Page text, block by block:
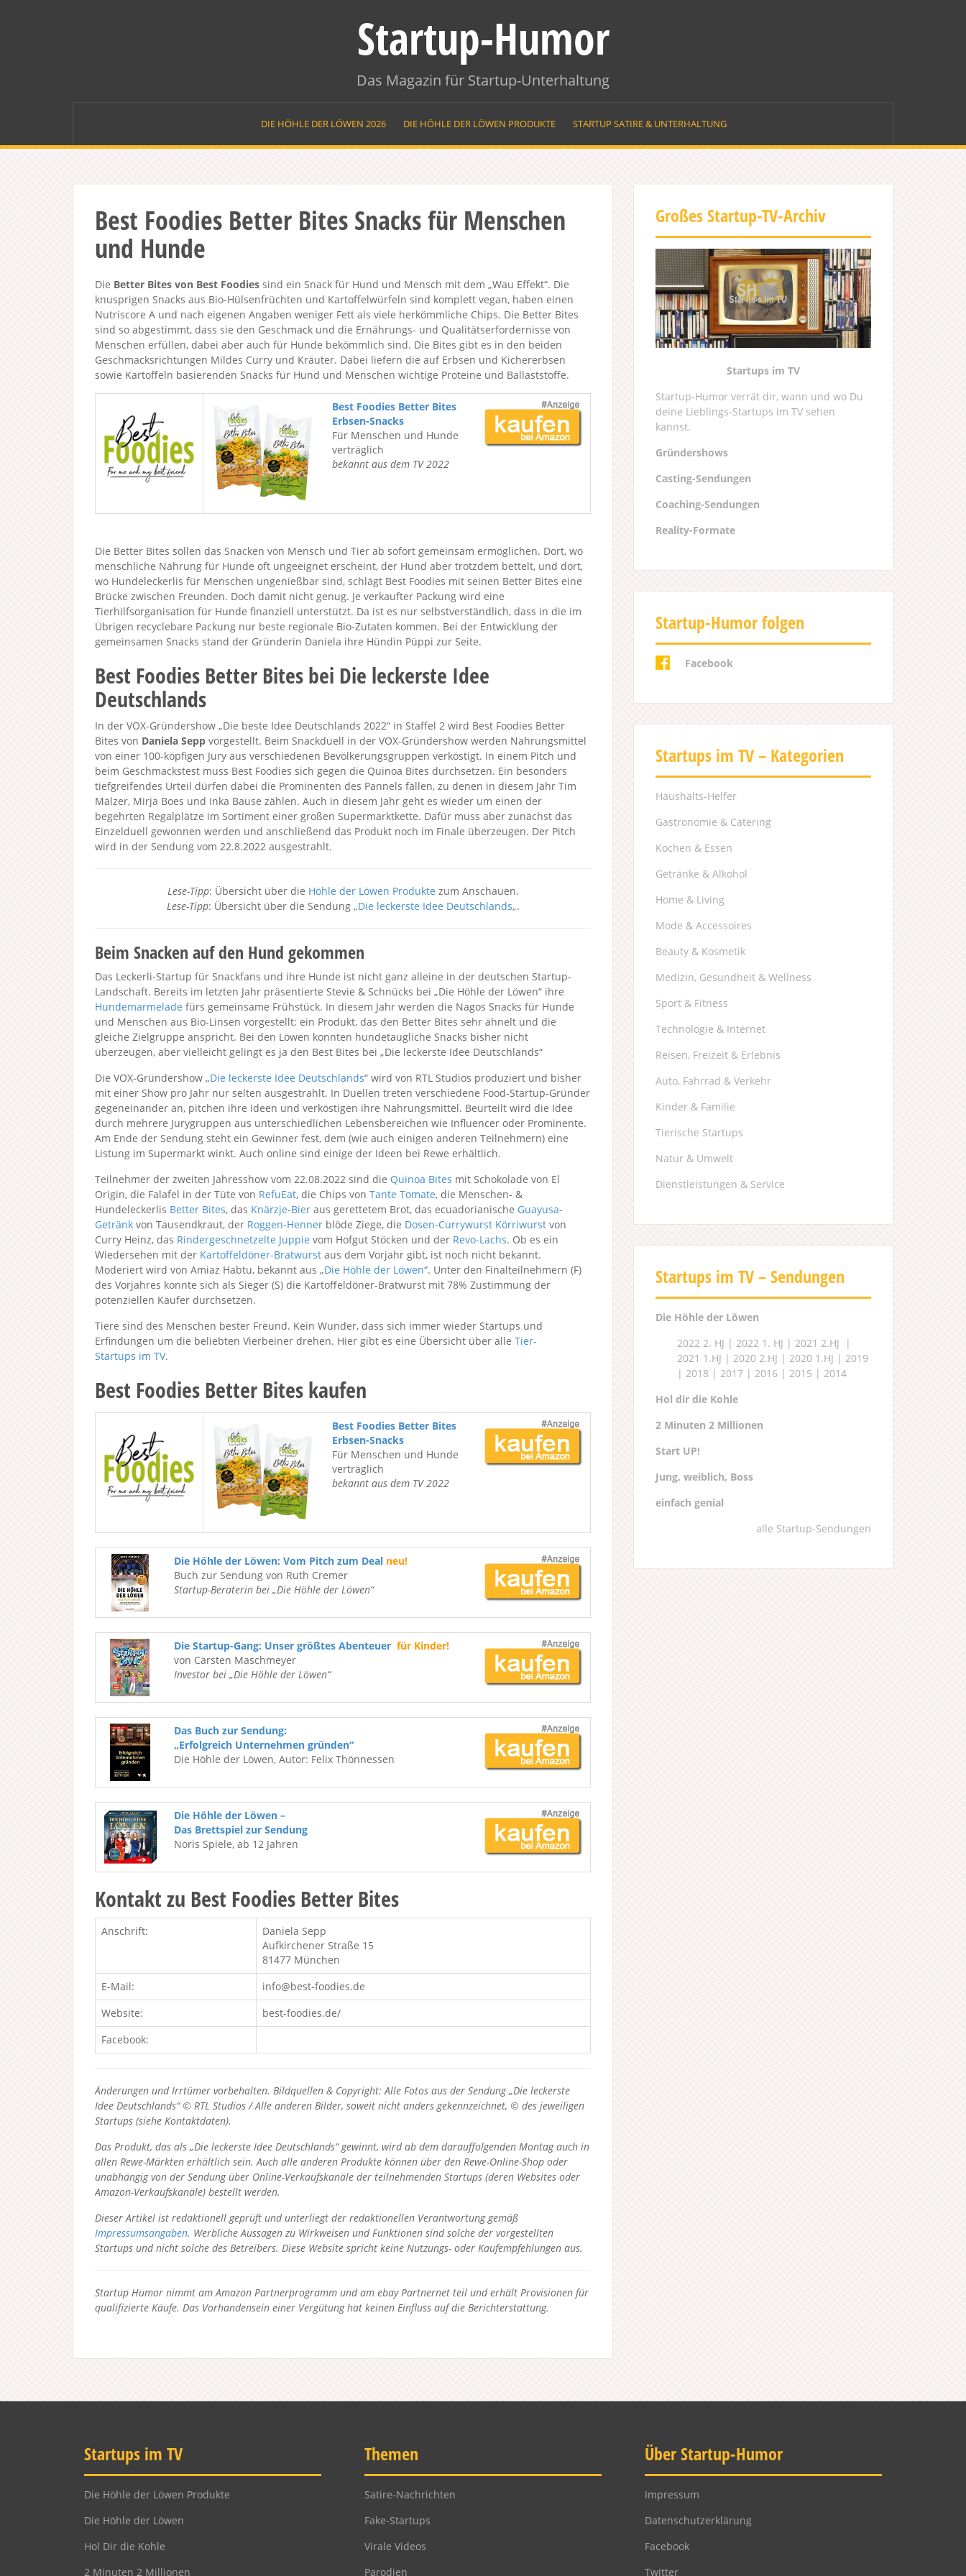
Startup-Humor
Das Magazin für Startup-Unterhaltung
DIE HÖHLE DER LÖWEN 2026 DIE HÖHLE DER LÖWEN PRODUKTE STARTUP SATIRE & UNTERHALTUNG
Best Foodies Better Bites Snacks für Menschen
und Hunde
Die Better Bites von Best Foodies sind ein Snack für Hund und Mensch mit dem „Wau Effekt“. Die
knusprigen Snacks aus Bio-Hülsenfrüchten und Kartoffelwürfeln sind komplett vegan, haben einen
Nutriscore A und nach eigenen Angaben weniger Fett als viele herkömmliche Chips. Die Better Bites
sind so abgestimmt, dass sie den Geschmack und die Ernährungs- und Qualitätserfordernisse von
Menschen erfüllen, dabei aber auch für Hunde bekömmlich sind. Die Bites gibt es in den beiden
Geschmacksrichtungen Mildes Curry und Kräuter. Dabei liefern die auf Erbsen und Kichererbsen
sowie Kartoffeln basierenden Snacks für Hund und Menschen wichtige Proteine und Ballaststoffe.
Best Foodies Better Bites
Erbsen-Snacks
Für Menschen und Hunde
verträglich
bekannt aus dem TV 2022
Die Better Bites sollen das Snacken von Mensch und Tier ab sofort gemeinsam ermöglichen. Dort, wo
menschliche Nahrung für Hunde oft ungeeignet erscheint, der Hund aber trotzdem bettelt, und dort,
wo Hundeleckerlis für Menschen ungenießbar sind, schlägt Best Foodies mit seinen Better Bites eine
Brücke zwischen Freunden. Doch damit nicht genug. Je verkaufter Packung wird eine
Tierhilfsorganisation für Hunde finanziell unterstützt. Da ist es nur selbstverständlich, dass in die im
Übrigen recyclebare Packung nur beste regionale Bio-Zutaten kommen. Bei der Entwicklung der
gemeinsamen Snacks stand der Gründerin Daniela ihre Hündin Püppi zur Seite.
Best Foodies Better Bites bei Die leckerste Idee
Deutschlands
In der VOX-Gründershow „Die beste Idee Deutschlands 2022“ in Staffel 2 wird Best Foodies Better
Bites von Daniela Sepp vorgestellt. Beim Snackduell in der VOX-Gründershow werden Nahrungsmittel
von einer 100-köpfigen Jury aus verschiedenen Bevölkerungsgruppen verköstigt. In einem Pitch und
beim Geschmackstest muss Best Foodies sich gegen die Quinoa Bites durchsetzen. Ein besonders
tiefgreifendes Urteil dürfen dabei die Prominenten des Pannels fällen, zu denen in diesem Jahr Tim
Mälzer, Mirja Boes und Inka Bause zählen. Auch in diesem Jahr geht es wieder um einen der
begehrten Regalplätze im Sortiment einer großen Supermarktkette. Dafür muss aber zunächst das
Einzelduell gewonnen werden und anschließend das Produkt noch im Finale überzeugen. Der Pitch
wird in der Sendung vom 22.8.2022 ausgestrahlt.
Lese-Tipp: Übersicht über die Höhle der Löwen Produkte zum Anschauen.
Lese-Tipp: Übersicht über die Sendung „Die leckerste Idee Deutschlands„.
Beim Snacken auf den Hund gekommen
Das Leckerli-Startup für Snackfans und ihre Hunde ist nicht ganz alleine in der deutschen Startup-
Landschaft. Bereits im letzten Jahr präsentierte Stevie & Schnücks bei „Die Höhle der Löwen“ ihre
Hundemarmelade fürs gemeinsame Frühstück. In diesem Jahr werden die Nagos Snacks für Hunde
und Menschen aus Bio-Linsen vorgestellt; ein Produkt, das den Better Bites sehr ähnelt und die
gleiche Zielgruppe anspricht. Bei den Löwen konnten hundetaugliche Snacks bisher nicht
überzeugen, aber vielleicht gelingt es ja den Best Bites bei „Die leckerste Idee Deutschlands“
Die VOX-Gründershow „Die leckerste Idee Deutschlands“ wird von RTL Studios produziert und bisher
mit einer Show pro Jahr nur selten ausgestrahlt. In Duellen treten verschiedene Food-Startup-Gründer
gegeneinander an, pitchen ihre Ideen und verköstigen ihre Nahrungsmittel. Beurteilt wird die Idee
durch mehrere Jurygruppen aus unterschiedlichen Lebensbereichen wie Influencer oder Prominente.
Am Ende der Sendung steht ein Gewinner fest, dem (wie auch einigen anderen Teilnehmern) eine
Listung im Supermarkt winkt. Auch online sind einige der Ideen bei Rewe erhältlich.
Teilnehmer der zweiten Jahresshow vom 22.08.2022 sind die Quinoa Bites mit Schokolade von El
Origin, die Falafel in der Tüte von RefuEat, die Chips von Tante Tomate, die Menschen- &
Hundeleckerlis Better Bites, das Knärzje-Bier aus gerettetem Brot, das ecuadorianische Guayusa-
Getränk von Tausendkraut, der Roggen-Henner blöde Ziege, die Dosen-Currywurst Körriwurst von
Curry Heinz, das Rindergeschnetzelte Juppie vom Hofgut Stöcken und der Revo-Lachs. Ob es ein
Wiedersehen mit der Kartoffeldöner-Bratwurst aus dem Vorjahr gibt, ist noch nicht bekannt.
Moderiert wird von Amiaz Habtu, bekannt aus „Die Höhle der Löwen“. Unter den Finalteilnehmern (F)
des Vorjahres konnte sich als Sieger (S) die Kartoffeldöner-Bratwurst mit 78% Zustimmung der
potenziellen Käufer durchsetzen.
Tiere sind des Menschen bester Freund. Kein Wunder, dass sich immer wieder Startups und
Erfindungen um die beliebten Vierbeiner drehen. Hier gibt es eine Übersicht über alle Tier-
Startups im TV.
Best Foodies Better Bites kaufen
Best Foodies Better Bites
Erbsen-Snacks
Für Menschen und Hunde
verträglich
bekannt aus dem TV 2022
Die Höhle der Löwen: Vom Pitch zum Deal neu!
Buch zur Sendung von Ruth Cremer
Startup-Beraterin bei „Die Höhle der Löwen“
Die Startup-Gang: Unser größtes Abenteuer für Kinder!
von Carsten Maschmeyer
Investor bei „Die Höhle der Löwen“
Das Buch zur Sendung:
„Erfolgreich Unternehmen gründen“
Die Höhle der Löwen, Autor: Felix Thönnessen
Die Höhle der Löwen –
Das Brettspiel zur Sendung
Noris Spiele, ab 12 Jahren
Kontakt zu Best Foodies Better Bites
Anschrift:
Daniela Sepp
Aufkirchener Straße 15
81477 München
E-Mail:
info@best-foodies.de
Website:
best-foodies.de/
Facebook:
Änderungen und Irrtümer vorbehalten. Bildquellen & Copyright: Alle Fotos aus der Sendung „Die leckerste
Idee Deutschlands“ © RTL Studios / Alle anderen Bilder, soweit nicht anders gekennzeichnet, © des jeweiligen
Startups (siehe Kontaktdaten).
Das Produkt, das als „Die leckerste Idee Deutschlands“ gewinnt, wird ab dem darauffolgenden Montag auch in
allen Rewe-Märkten erhältlich sein. Auch alle anderen Produkte können über den Rewe-Online-Shop oder
unabhängig von der Sendung über Online-Verkaufskanäle der teilnehmenden Startups (deren Websites oder
Amazon-Verkaufskanäle) bestellt werden.
Dieser Artikel ist redaktionell geprüft und unterliegt der redaktionellen Verantwortung gemäß
Impressumsangaben. Werbliche Aussagen zu Wirkweisen und Funktionen sind solche der vorgestellten
Startups und nicht solche des Betreibers. Diese Website spricht keine Nutzungs- oder Kaufempfehlungen aus.
Startup Humor nimmt am Amazon Partnerprogramm und am ebay Partnernet teil und erhält Provisionen für
qualifizierte Käufe. Das Vorhandensein einer Vergütung hat keinen Einfluss auf die Berichterstattung.
Großes Startup-TV-Archiv
Startups im TV
Startup-Humor verrät dir, wann und wo Du
deine Lieblings-Startups im TV sehen
kannst.
Gründershows
Casting-Sendungen
Coaching-Sendungen
Reality-Formate
Startup-Humor folgen
Facebook
Startups im TV – Kategorien
Haushalts-Helfer
Gastronomie & Catering
Kochen & Essen
Getränke & Alkohol
Home & Living
Mode & Accessoires
Beauty & Kosmetik
Medizin, Gesundheit & Wellness
Sport & Fitness
Technologie & Internet
Reisen, Freizeit & Erlebnis
Auto, Fahrrad & Verkehr
Kinder & Familie
Tierische Startups
Natur & Umwelt
Dienstleistungen & Service
Startups im TV – Sendungen
Die Höhle der Löwen
2022 2. HJ | 2022 1. HJ | 2021 2.HJ |
2021 1.HJ | 2020 2.HJ | 2020 1.HJ | 2019
| 2018 | 2017 | 2016 | 2015 | 2014
Hol dir die Kohle
2 Minuten 2 Millionen
Start UP!
Jung, weiblich, Boss
einfach genial
alle Startup-Sendungen
Startups im TV
Die Höhle der Löwen Produkte
Die Höhle der Löwen
Hol Dir die Kohle
2 Minuten 2 Millionen
Themen
Satire-Nachrichten
Fake-Startups
Virale Videos
Parodien
Über Startup-Humor
Impressum
Datenschutzerklärung
Facebook
Twitter